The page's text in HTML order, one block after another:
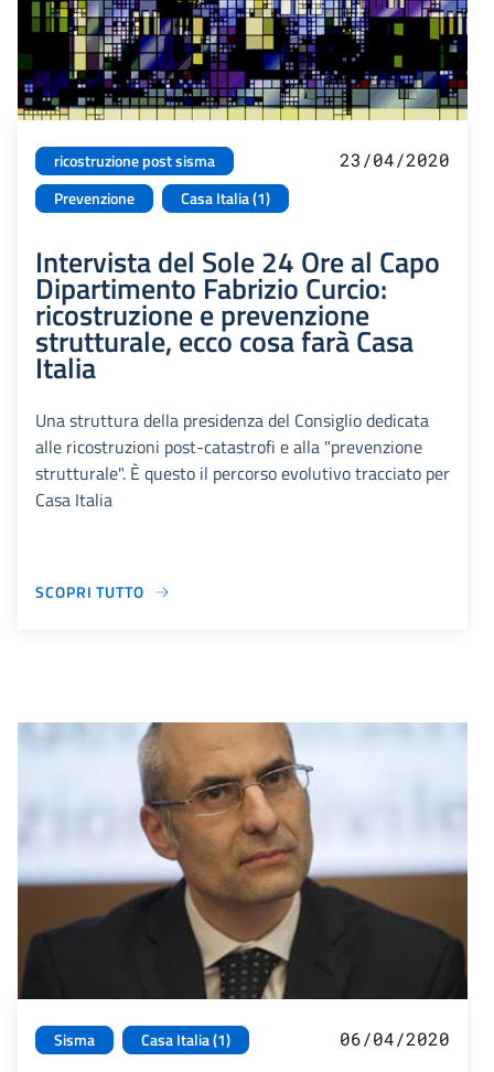
ricostruzione post sisma
Prevenzione
Casa Italia (1)
23/04/2020
Intervista del Sole 24 Ore al Capo
Dipartimento Fabrizio Curcio:
ricostruzione e prevenzione
strutturale, ecco cosa farà Casa
Italia
Una struttura della presidenza del Consiglio dedicata
alle ricostruzioni post-catastrofi e alla "prevenzione
strutturale". È questo il percorso evolutivo tracciato per
Casa Italia
SCOPRI TUTTO
Sisma Casa Italia (1) 06/04/2020